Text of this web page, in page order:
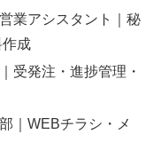
業アシスタント｜秘
成
受発注・進捗管理・
｜WEBチラシ・メ